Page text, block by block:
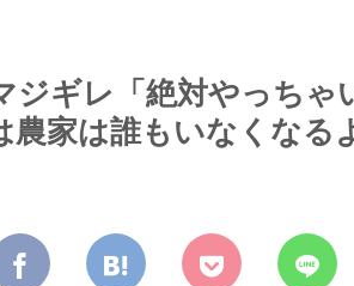
ジギレ「絶対やっちゃ
家は誰もいなくなる